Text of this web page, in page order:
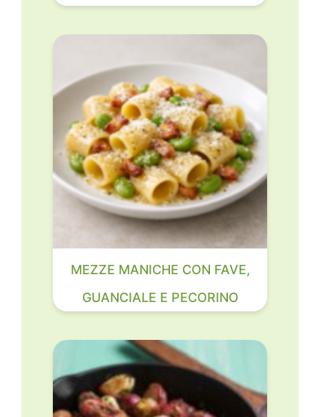
MEZZE MANICHE CON FAVE,
GUANCIALE E PECORINO